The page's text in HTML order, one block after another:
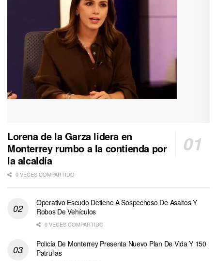
Lorena de la Garza lidera en
Monterrey rumbo a la contienda por
la alcaldía
0 VECES COMPARTIDO
Operativo Escudo Detiene A Sospechoso De Asaltos Y
Robos De Vehículos
0 VECES COMPARTIDO
Policía De Monterrey Presenta Nuevo Plan De Vida Y 150
Patrullas